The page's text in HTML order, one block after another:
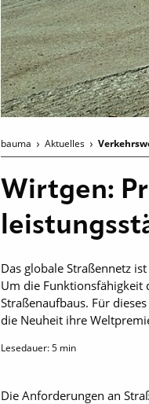
bauma Aktuelles
Wirtgen:
Das globale Straßennetz
Um die Funktionsfähigkeit
Straßenaufbaus. Für
die Neuheit ihre
Lesedauer:5 min
Die Anforderungen an